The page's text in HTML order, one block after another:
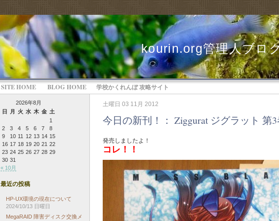
kourin.org管理人ブロ
SITE HOME BLOG HOME 学校かくれんぼ 攻略サイト
土曜日 03 11月 2012
今日の新刊！： Ziggurat ジグラット 第
発売しましたよ！
コレ！！
2026年8月
日
月 火 水 木 金 土
1
2
3 4 5 6 7
8
9
10 11 12 13 14 15
16 17 18 19 20 21 22
23 24 25 26 27 28 29
30 31
« 10月
最近の投稿
HP-UX環境の現在について
2024/10/13 日曜日
MegaRAID 障害ディスク交換メ